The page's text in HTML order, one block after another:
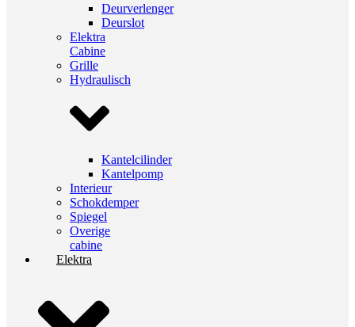
Deurverlenger
Deurslot
Elektra
Cabine
Grille
Hydraulisch
Kantelcilinder
Kantelpomp
Interieur
Schokdemper
Spiegel
Overige
cabine
Elektra